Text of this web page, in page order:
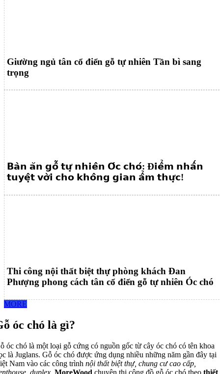
Giường ngủ tân cổ điển gỗ tự nhiên Tần bì sang
trọng
𝗕𝗮̀𝗻 𝗮̆𝗻 𝗴𝗼̂̃ 𝘁𝘂̛̣ 𝗻𝗵𝗶𝗲̂𝗻 𝗢́𝗰 𝗰𝗵𝗼́: Đ𝗶𝗲̂̉𝗺 𝗻𝗵𝗮̂́𝗻
𝘁𝘂𝘆𝗲̣̂𝘁 𝘃𝗼̛̀𝗶 𝗰𝗵𝗼 𝗸𝗵𝗼̂𝗻𝗴 𝗴𝗶𝗮𝗻 𝗮̂̉𝗺 𝘁𝗵𝘂̛̣𝗰!
Thi công nội thất biệt thự phòng khách Đan
Phượng phong cách tân cổ điển gỗ tự nhiên Óc chó
MORE
óc chó là gì?
óc chó là một loại gỗ cứng có nguồn gốc từ cây óc chó có tên khoa
là Juglans. Gỗ óc chó được ứng dụng nhiều những năm gần đây tại
Nam vào các công trình nội thất biệt thự, chung cư cao cấp,
duplex. MoreWood chuyên thi công đồ gỗ óc chó theothiết